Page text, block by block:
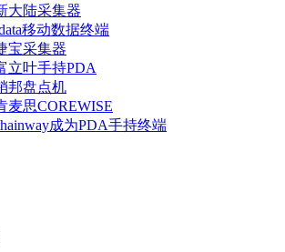
大陆采集器
移动数据终端
宝采集器
立叶手持PDA
邦盘点机
麦思COREWISE
成为PDA手持终端